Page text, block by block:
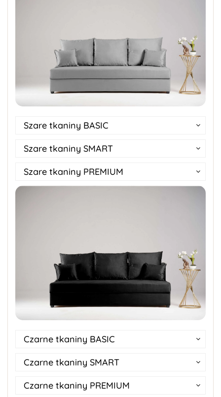
Szare tkaniny BASIC
Szare tkaniny SMART
Szare tkaniny PREMIUM
Czarne tkaniny BASIC
Czarne tkaniny SMART
Czarne tkaniny PREMIUM